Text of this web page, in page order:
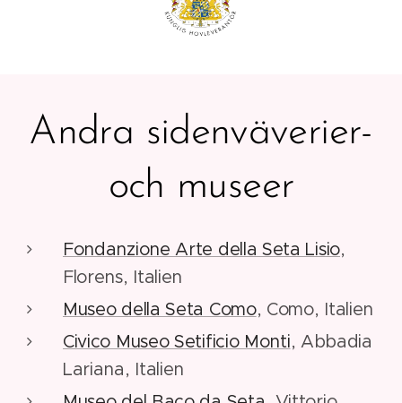
Andra sidenväverier-
och museer
Fondanzione Arte della Seta Lisio,
Florens, Italien
Museo della Seta Como, Como, Italien
Civico Museo Setificio Monti, Abbadia
Lariana, Italien